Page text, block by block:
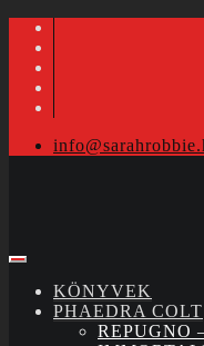
KÖNYVEK
PHAEDRA COLT
REPUGNO